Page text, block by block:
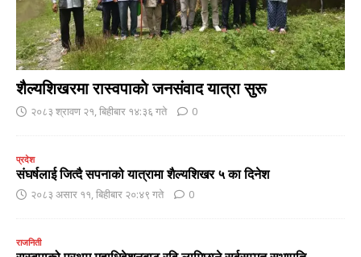
शैल्यशिखरमा रास्वपाकाे जनसंवाद यात्रा सुरू
२०८३ श्रावण २१, बिहीबार १४:३६ गते 0
प्रदेश
संघर्षलाई जित्दै सपनाको यात्रामा शैल्यशिखर ५ का दिनेश
२०८३ असार ११, बिहीबार २०:४९ गते 0
राजनिती